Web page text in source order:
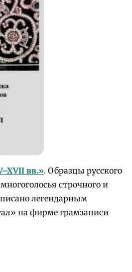
вв.». Образцы русского
строчного и
легендарным
на фирме грамзаписи